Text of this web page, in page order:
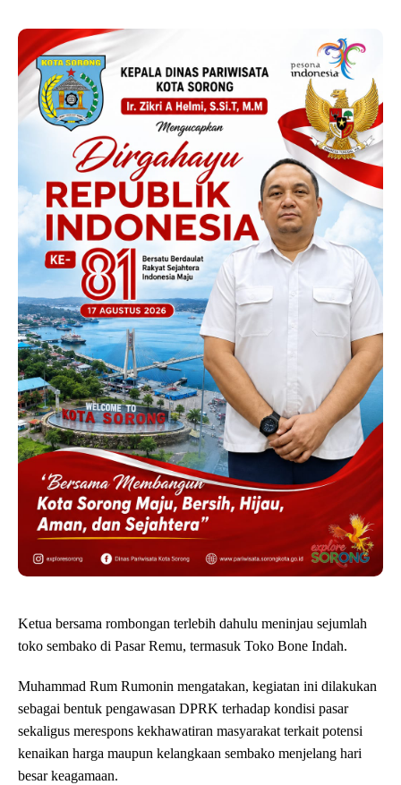
Ketua bersama rombongan terlebih dahulu meninjau sejumlah
toko sembako di Pasar Remu, termasuk Toko Bone Indah.
Muhammad Rum Rumonin mengatakan, kegiatan ini dilakukan
sebagai bentuk pengawasan DPRK terhadap kondisi pasar
sekaligus merespons kekhawatiran masyarakat terkait potensi
kenaikan harga maupun kelangkaan sembako menjelang hari
besar keagamaan.